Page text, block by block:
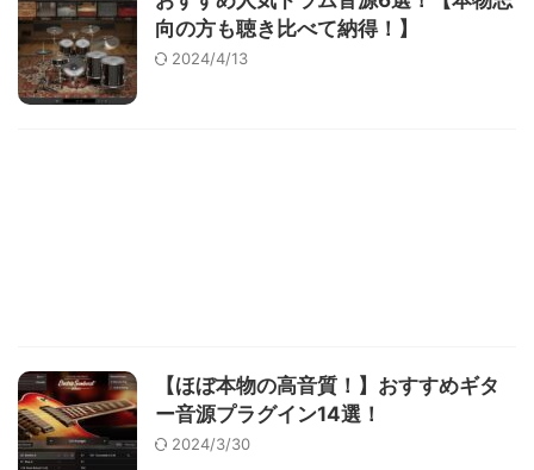
向の方も聴き比べて納得！】
2024/4/13
【ほぼ本物の高音質！】おすすめギタ
ー音源プラグイン14選！
2024/3/30